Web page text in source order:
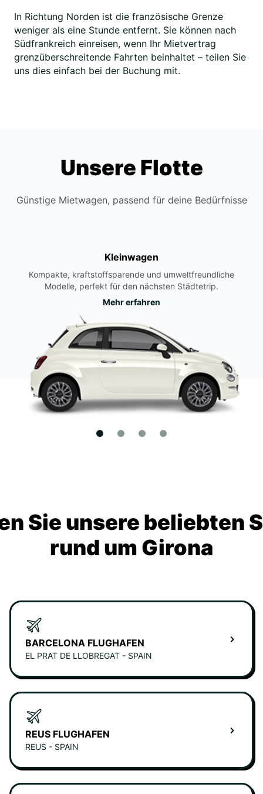
In Richtung Norden ist die französische Grenze
weniger als eine Stunde entfernt. Sie können nach
Südfrankreich einreisen, wenn Ihr Mietvertrag
grenzüberschreitende Fahrten beinhaltet – teilen Sie
uns dies einfach bei der Buchung mit.
Unsere Flotte
Günstige Mietwagen, passend für deine Bedürfnisse
Kleinwagen
Kompakte, kraftstoffsparende und umweltfreundliche
Modelle, perfekt für den nächsten Städtetrip.
Mehr erfahren
Sie unsere beliebten
rund um Girona
BARCELONA FLUGHAFEN
EL PRAT DE LLOBREGAT - SPAIN
REUS FLUGHAFEN
REUS - SPAIN